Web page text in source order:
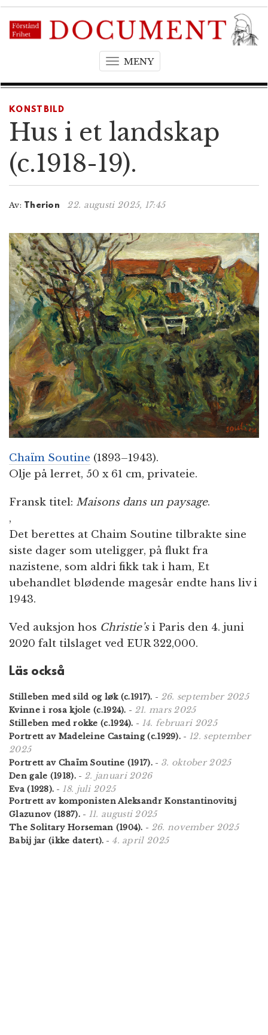
MENYT
g
l
e
g
t
i
o
n
KONSTBILD
Hus i et landskap
(c.1918-19).
Av: Therion 22. augusti 2025, 17:45
Chaïm Soutine (1893–1943).
Olje på lerret, 50 x 61 cm, privateie.
Fransk titel: Maisons dans un paysage.
,
Det berettes at Chaim Soutine tilbrakte sine
siste dager som uteligger, på flukt fra
nazistene, som aldri fikk tak i ham, Et
ubehandlet blødende magesår endte hans liv i
1943.
Ved auksjon hos Christie’si Paris den 4. juni
2020 falt tilslaget ved EUR 322,000.
Läs också
Stilleben med sild og løk (c.1917). - 26. september 2025
Kvinne i rosa kjole (c.1924). - 21. mars 2025
Stilleben med rokke (c.1924). - 14. februari 2025
Portrett av Madeleine Castaing (c.1929). - 12. september
2025
Portrett av Chaïm Soutine (1917).- 3. oktober 2025
Den gale (1918).- 2. januari 2026
Eva (1928). - 18. juli 2025
Portrett av komponisten Aleksandr Konstantinovitsj
Glazunov (1887).- 11. augusti 2025
The Solitary Horseman (1904). - 26. november 2025
Babij jar (ikke datert). - 4. april 2025